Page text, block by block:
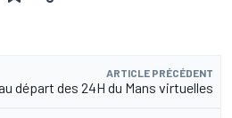
ARTICLE PRÉCÉDENT
départ des 24H du Mans virtuelles